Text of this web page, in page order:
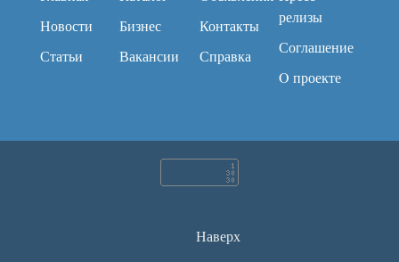
Новости
Статьи
Бизнес
Вакансии
Контакты
Справка
релизы
Соглашение
O проекте
Наверх